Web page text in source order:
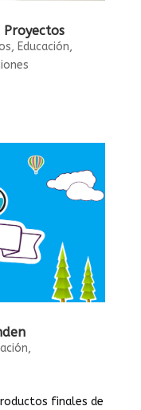
Proyectos
, Educación,
,
finales de